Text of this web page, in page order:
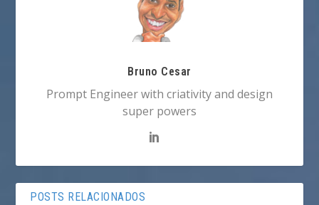
Bruno Cesar
Prompt Engineer with criativity and design
super powers
POSTS RELACIONADOS